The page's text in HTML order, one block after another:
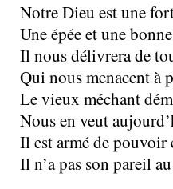
Notre Dieu est une
Une épée et une
Il nous délivrera de
Qui nous menacent à
Le vieux méchant
Nous en veut
Il est armé de pouvoir
Il n’a pas son pareil